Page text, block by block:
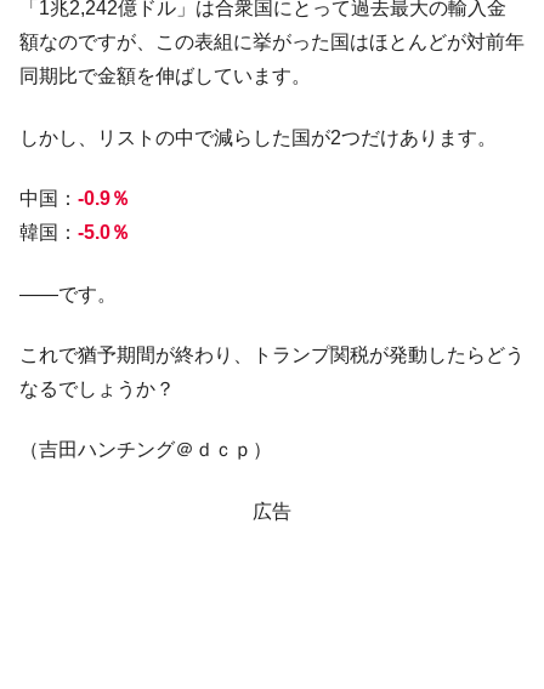
「1兆2,242億ドル」は合衆国にとって過去最大の輸入金
額なのですが、この表組に挙がった国はほとんどが対前年
同期比で金額を伸ばしています。
しかし、リストの中で減らした国が2つだけあります。
中国： -0.9％
韓国： -5.0％
――です。
これで猶予期間が終わり、トランプ関税が発動したらどう
なるでしょうか？
（吉田ハンチング＠ｄｃｐ）
広告